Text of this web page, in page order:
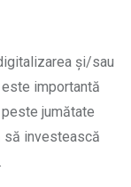
și/sau
importantă
jumătate
să investească